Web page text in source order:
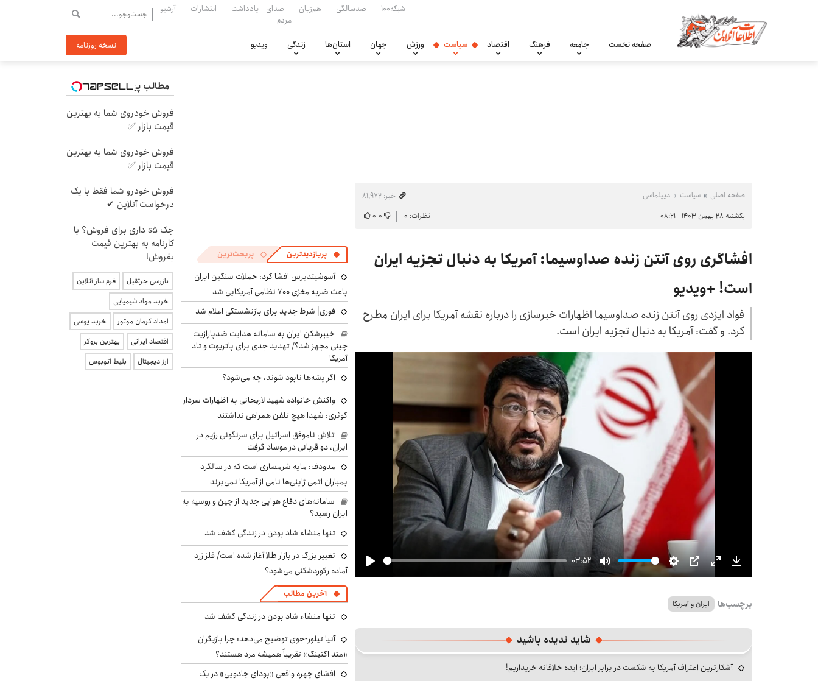
شبکه۱۰۰ صدسالگی هم‌زبان
صدای
مردم
یادداشت انتشارات آرشیو
صفحه نخست جامعه فرهنگ اقتصاد سیاست ورزش جهان استان‌ها زندگی ویدیو نسخه روزنامه
صفحه اصلی سیاست دیپلماسی
خبر: ۸۱٬۹۷۲
یکشنبه ۲۸ بهمن ۱۴۰۳ - ۰۸:۲۱
نظرات: ۰ ۰-۰
افشاگری روی آنتن زنده صداوسیما: آمریکا به دنبال تجزیه ایران
است! +ویدیو
فواد ایزدی روی آنتن زنده صداوسیما اظهارات خبرسازی را درباره نقشه آمریکا برای ایران مطرح
کرد. و گفت: آمریکا به دنبال تجزیه ایران است.
Play
03:52
Mute Settings
PIP EnterDownload
برچسب‌ها ایران و آمریکا
شاید ندیده باشید
آشکارترین اعتراف آمریکا به شکست در برابر ایران؛ ایده خلاقانه خریداریم!
پربازدیدترین پربحث‌ترین
آسوشیتدپرس افشا کرد: حملات سنگین ایران
باعث ضربه مغزی ۷۰۰ نظامی آمریکایی شد
فوری| شرط جدید برای بازنشستگی اعلام شد
خیبرشکن ایران به سامانه هدایت ضدپارازیت
چینی مجهز شد؟/ تهدید جدی برای پاتریوت و تاد
آمریکا
اگر پشه‌ها نابود شوند، چه می‌شود؟
واکنش خانواده شهید لاریجانی به اظهارات سردار
کوثری: شهدا هیچ تلفن همراهی نداشتند
تلاش ناموفق اسرائیل برای سرنگونی رژیم در
ایران، دو قربانی در موساد گرفت
مدودف: مایه شرمساری است که در سالگرد
بمباران اتمی ژاپنی‌ها نامی از آمریکا نمی‌برند
سامانه‌های دفاع هوایی جدید از چین و روسیه به
ایران رسید؟
تنها منشاء شاد بودن در زندگی کشف شد
تغییر بزرگ در بازار طلا آغاز شده است/ فلز زرد
آماده رکوردشکنی می‌شود؟
آخرین مطالب
تنها منشاء شاد بودن در زندگی کشف شد
آنیا تیلور-جوی توضیح می‌دهد: چرا بازیگران
«متد اکتینگ» تقریباً همیشه مرد هستند؟
افشای چهره واقعی «بودای جادویی» در یک
مطالب پیشنهادی
فروش خودروی شما به بهترین
قیمت بازار ✅
فروش خودروی شما به بهترین
قیمت بازار ✅
فروش خودرو شما فقط با یک
درخواست آنلاین ✔
جک s5 داری برای فروش؟ با
کارنامه به بهترین قیمت
بفروش!
بازرسی جرثقیل
فرم ساز آنلاین
خرید مواد شیمیایی
امداد کرمان موتور
خرید یوسی
اقتصاد ایرانی
بهترین بروکر
ارز دیجیتال
بلیط اتوبوس